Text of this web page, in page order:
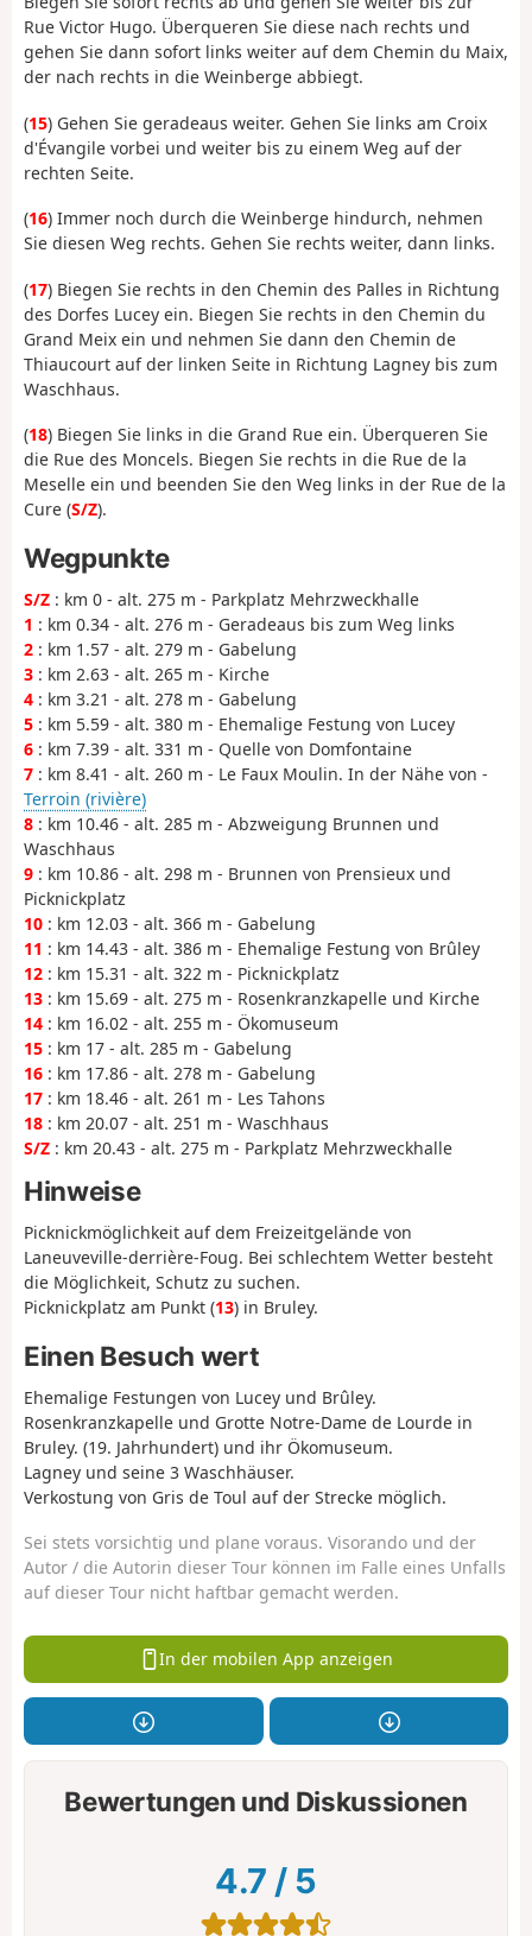
Rue Victor Hugo. Überqueren Sie diese nach rechts und
gehen Sie dann sofort links weiter auf dem Chemin du Maix,
der nach rechts in die Weinberge abbiegt.
(15) Gehen Sie geradeaus weiter. Gehen Sie links am Croix
d'Évangile vorbei und weiter bis zu einem Weg auf der
rechten Seite.
(16) Immer noch durch die Weinberge hindurch, nehmen
Sie diesen Weg rechts. Gehen Sie rechts weiter, dann links.
(17) Biegen Sie rechts in den Chemin des Palles in Richtung
des Dorfes Lucey ein. Biegen Sie rechts in den Chemin du
Grand Meix ein und nehmen Sie dann den Chemin de
Thiaucourt auf der linken Seite in Richtung Lagney bis zum
Waschhaus.
(18) Biegen Sie links in die Grand Rue ein. Überqueren Sie
die Rue des Moncels. Biegen Sie rechts in die Rue de la
Meselle ein und beenden Sie den Weg links in der Rue de la
Cure (S/Z).
Wegpunkte
S/Z : km 0 - alt. 275 m - Parkplatz Mehrzweckhalle
1 : km 0.34 - alt. 276 m - Geradeaus bis zum Weg links
2 : km 1.57 - alt. 279 m - Gabelung
3 : km 2.63 - alt. 265 m - Kirche
4 : km 3.21 - alt. 278 m - Gabelung
5 : km 5.59 - alt. 380 m - Ehemalige Festung von Lucey
6 : km 7.39 - alt. 331 m - Quelle von Domfontaine
7 : km 8.41 - alt. 260 m - Le Faux Moulin. In der Nähe von -
Terroin (rivière)
8 : km 10.46 - alt. 285 m - Abzweigung Brunnen und
Waschhaus
9 : km 10.86 - alt. 298 m - Brunnen von Prensieux und
Picknickplatz
10 : km 12.03 - alt. 366 m - Gabelung
11 : km 14.43 - alt. 386 m - Ehemalige Festung von Brûley
12 : km 15.31 - alt. 322 m - Picknickplatz
13 : km 15.69 - alt. 275 m - Rosenkranzkapelle und Kirche
14 : km 16.02 - alt. 255 m - Ökomuseum
15 : km 17 - alt. 285 m - Gabelung
16 : km 17.86 - alt. 278 m - Gabelung
17 : km 18.46 - alt. 261 m - Les Tahons
18 : km 20.07 - alt. 251 m - Waschhaus
S/Z : km 20.43 - alt. 275 m - Parkplatz Mehrzweckhalle
Hinweise
Picknickmöglichkeit auf dem Freizeitgelände von
Laneuveville-derrière-Foug. Bei schlechtem Wetter besteht
die Möglichkeit, Schutz zu suchen.
Picknickplatz am Punkt (13) in Bruley.
Einen Besuch wert
Ehemalige Festungen von Lucey und Brûley.
Rosenkranzkapelle und Grotte Notre-Dame de Lourde in
Bruley. (19. Jahrhundert) und ihr Ökomuseum.
Lagney und seine 3 Waschhäuser.
Verkostung von Gris de Toul auf der Strecke möglich.
Sei stets vorsichtig und plane voraus. Visorando und der
Autor / die Autorin dieser Tour können im Falle eines Unfalls
auf dieser Tour nicht haftbar gemacht werden.
In der mobilen App anzeigen
Bewertungen und Diskussionen
4.7 / 5